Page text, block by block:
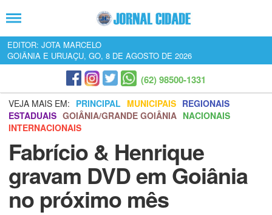
EDITOR: JOTA MARCELO
GOIÂNIA E URUAÇU, GO, 8 DE AGOSTO DE 2026
(62) 98500-1331
VEJA MAIS EM: PRINCIPAL MUNICIPAIS REGIONAIS
ESTADUAIS GOIÂNIA/GRANDE GOIÂNIA NACIONAIS
INTERNACIONAIS
Fabrício & Henrique
gravam DVD em Goiânia
no próximo mês